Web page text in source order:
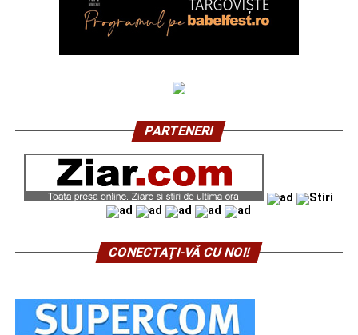
PARTENERI
CONECTAŢI-VĂ CU NOI!